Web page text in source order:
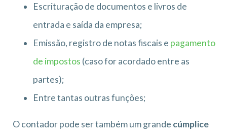
Escrituração de documentos e livros de
entrada e saída da empresa;
Emissão, registro de notas fiscais e pagamento
de impostos (caso for acordado entre as
partes);
Entre tantas outras funções;
O contador pode ser também um grande cúmplice